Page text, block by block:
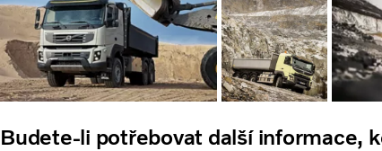
Budete-li potřebovat další informace,